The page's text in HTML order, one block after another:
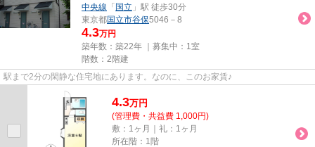
中央線 「 国立 」駅 徒歩30分
東京都国立市谷保5046－8
4.3万円
築年数：築22年 ｜募集中： 1室
階数：2階建
駅まで2分の閑静な住宅地にあります。なのに、このお家賃♪
4.3万円
(管理費・共益費 1,000円)
敷：1ヶ月｜礼：1ヶ月
所在階：1階